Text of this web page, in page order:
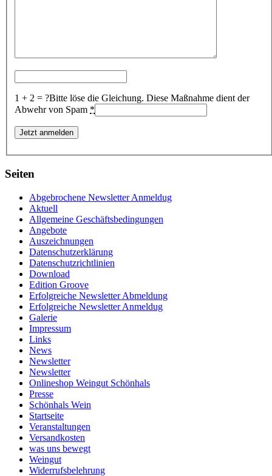
1 + 2 = ?Bitte löse die Gleichung. Diese Maßnahme dient der
Abwehr von Spam *
Seiten
Abgebrochene Newsletter Anmeldug
Aktuell
Allgemeine Geschäftsbedingungen
Angebote
Auszeichnungen
Datenschutzerklärung
Datenschutzrichtlinien
Download
Edition Groove
Erfolgreiche Newsletter Abmeldung
Erfolgreiche Newsletter Anmeldug
Galerie
Impressum
Links
News
Newsletter
Newsletter
Onlineshop Weingut Schönhals
Presse
Schönhals Wein
Startseite
Veranstaltungen
Versandkosten
was uns bewegt
Weingut
Widerrufsbelehrung